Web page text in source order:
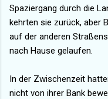
Spaziergang durch die
kehrten sie zurück, aber
auf der anderen
nach Hause gelaufen.
In der Zwischenzeit
nicht von ihrer Bank